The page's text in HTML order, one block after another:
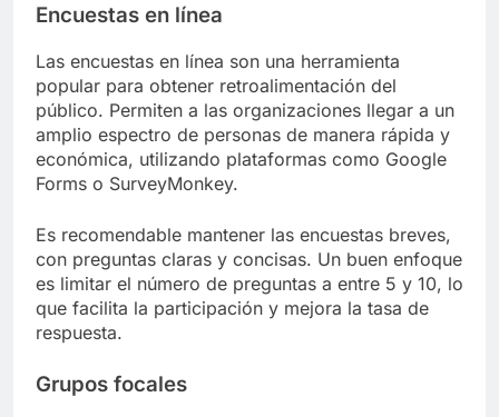
Encuestas en línea
Las encuestas en línea son una herramienta
popular para obtener retroalimentación del
público. Permiten a las organizaciones llegar a un
amplio espectro de personas de manera rápida y
económica, utilizando plataformas como Google
Forms o SurveyMonkey.
Es recomendable mantener las encuestas breves,
con preguntas claras y concisas. Un buen enfoque
es limitar el número de preguntas a entre 5 y 10, lo
que facilita la participación y mejora la tasa de
respuesta.
Grupos focales